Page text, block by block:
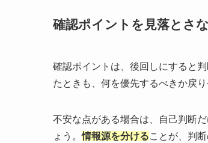
確認ポイントを見落とさ
確認ポイントは、後回しにすると
たときも、何を優先するべきか戻り
不安な点がある場合は、自己判断
ょう。情報源を分けることが、判